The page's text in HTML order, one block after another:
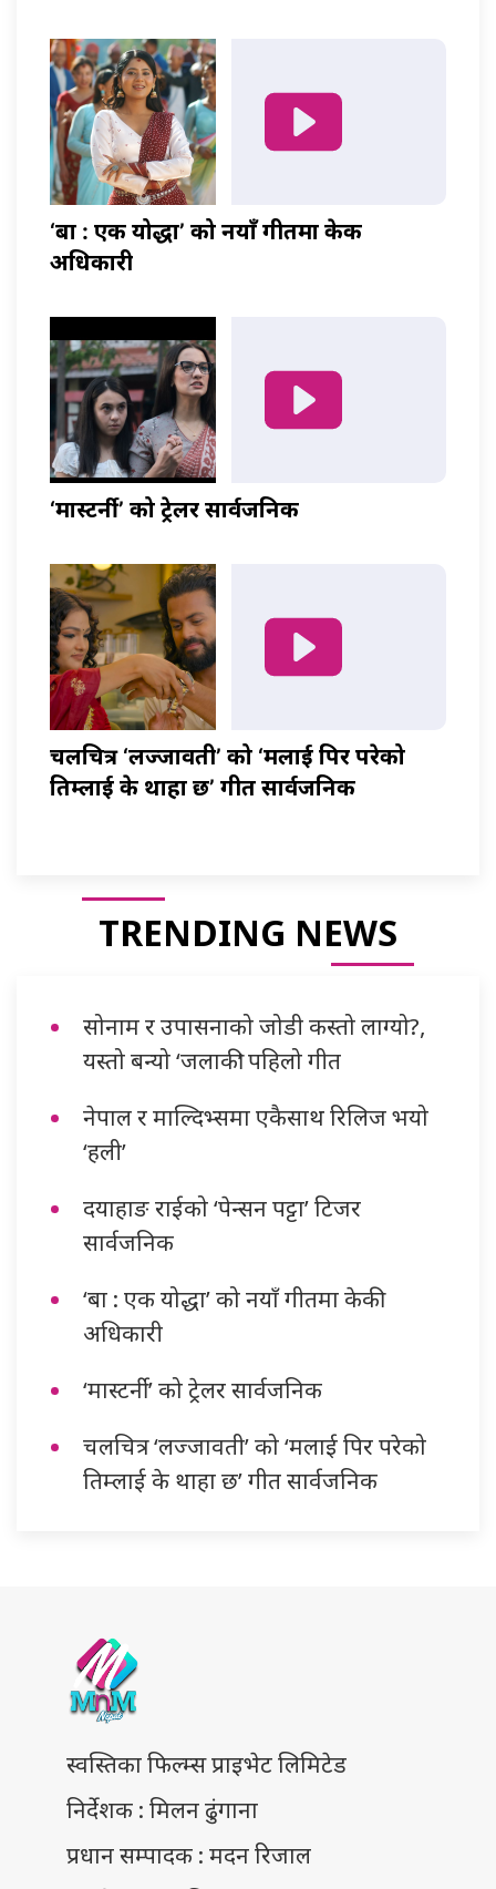
‘बा : एक योद्धा’ को नयाँ गीतमा केकी
अधिकारी
‘मास्टर्नी’ को ट्रेलर सार्वजनिक
चलचित्र ‘लज्जावती’ को ‘मलाई पिर परेको
तिम्लाई के थाहा छ’ गीत सार्वजनिक
TRENDING NEWS
सोनाम र उपासनाको जोडी कस्तो लाग्यो?,
यस्तो बन्यो ‘जलाकी’ पहिलो गीत
नेपाल र माल्दिभ्समा एकैसाथ रिलिज भयो
‘हली’
दयाहाङ राईको ‘पेन्सन पट्टा’ टिजर
सार्वजनिक
‘बा : एक योद्धा’ को नयाँ गीतमा केकी
अधिकारी
‘मास्टर्नी’ को ट्रेलर सार्वजनिक
चलचित्र ‘लज्जावती’ को ‘मलाई पिर परेको
तिम्लाई के थाहा छ’ गीत सार्वजनिक
स्वस्तिका फिल्म्स प्राइभेट लिमिटेड
निर्देशक : मिलन ढुंगाना
प्रधान सम्पादक : मदन रिजाल